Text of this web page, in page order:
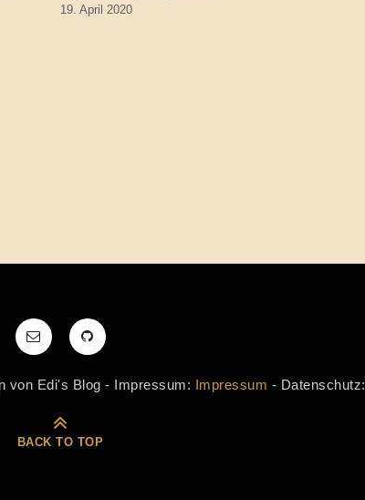
19. April 2020
von Edi's Blog - Impressum: Impressum - Datenschutz:
BACK TO TOP